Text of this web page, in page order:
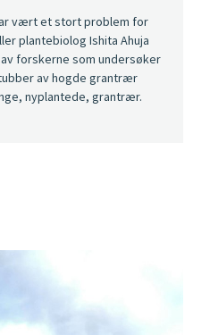
vært et stort problem for
plantebiolog Ishita Ahuja
av forskerne som undersøker
av hogde grantrær
nyplantede, grantrær.